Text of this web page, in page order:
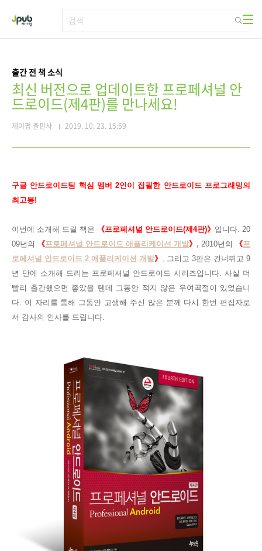
출간 전 책 소식
최신 버전으로 업데이트한 프로페셔널 안
드로이드(제4판)를 만나세요!
제이펍 출판사 2019. 10. 23. 15:59
구글 안드로이드팀 핵심 멤버 2인이 집필한 안드로이드 프로그래밍의
최고봉!
이번에 소개해 드릴 책은 《프로페셔널 안드로이드(제4판)》 입니다. 20
09년의
《프로페셔널 안드로이드 애플리케이션 개발》 , 2010년의 《프
로페셔널 안드로이드 2 애플리케이션 개발》 , 그리고 3판은 건너뛰고 9
년 만에 소개해 드리는 프로페셔널 안드로이드 시리즈입니다. 사실 더
빨리 출간했으면 좋았을 텐데 그동안 적지 않은 우여곡절이 있었습니
다. 이 자리를 통해 그동안 고생해 주신 많은 분께 다시 한번 편집자로
서 감사의 인사를 드립니다.